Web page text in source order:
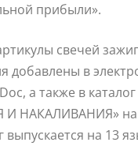
прибыли».
свечей
добавлены в
а также в
НАКАЛИВАНИЯ» на
выпускается на 13